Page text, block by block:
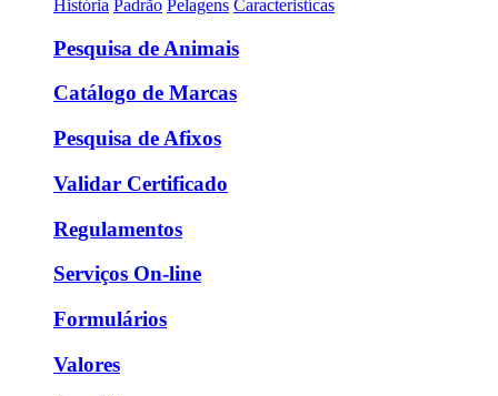
História Padrão Pelagens Caracteristícas
Pesquisa de Animais
Catálogo de Marcas
Pesquisa de Afixos
Validar Certificado
Regulamentos
Serviços On-line
Formulários
Valores